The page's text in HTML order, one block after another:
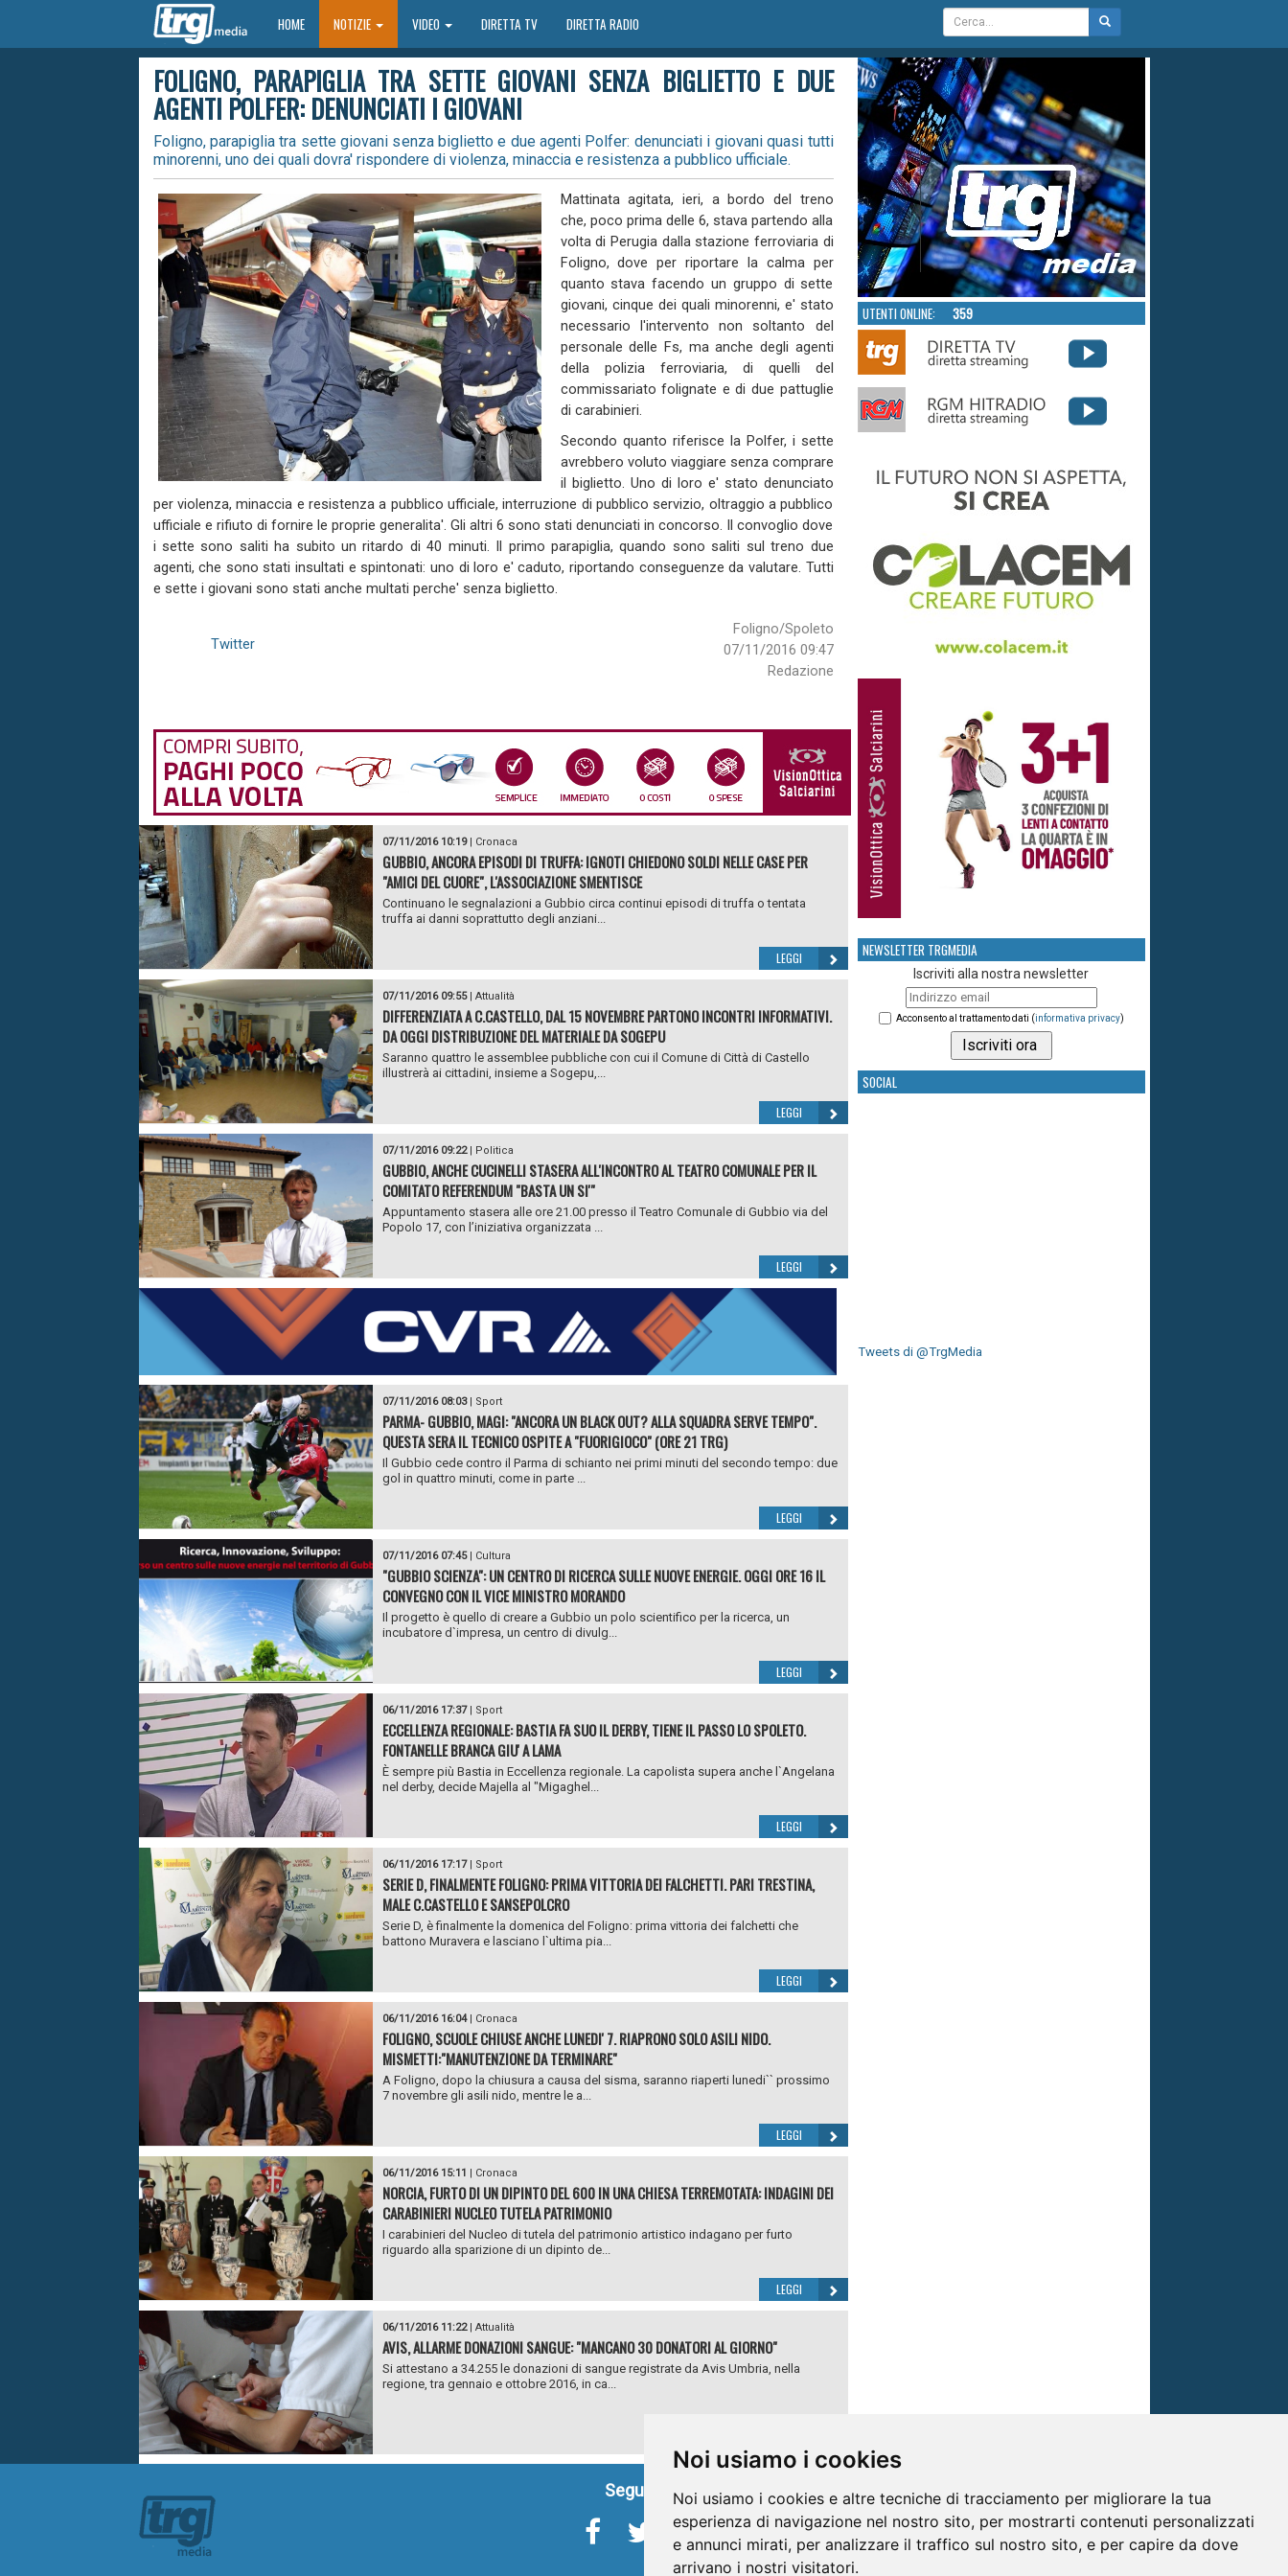
Noi usiamo i cookies
Noi usiamo i cookies e altre tecniche di tracciamento per migliorare la tua
esperienza di navigazione nel nostro sito, per mostrarti contenuti personalizzati
e annunci mirati, per analizzare il traffico sul nostro sito, e per capire da dove
arrivano i nostri visitatori.
HOMEHOME NOTIZIE VIDEO DIRETTA TV DIRETTA RADIO
FOLIGNO, PARAPIGLIA TRA SETTE GIOVANI SENZA BIGLIETTO E DUE
AGENTI POLFER: DENUNCIATI I GIOVANI
Foligno, parapiglia tra sette giovani senza biglietto e due agenti Polfer: denunciati i giovani quasi tutti
minorenni, uno dei quali dovra' rispondere di violenza, minaccia e resistenza a pubblico ufficiale.
Mattinata agitata, ieri, a bordo del treno
che, poco prima delle 6, stava partendo alla
volta di Perugia dalla stazione ferroviaria di
Foligno, dove per riportare la calma per
quanto stava facendo un gruppo di sette
giovani, cinque dei quali minorenni, e' stato
necessario l'intervento non soltanto del
personale delle Fs, ma anche degli agenti
della polizia ferroviaria, di quelli del
commissariato folignate e di due pattuglie
di carabinieri.
Secondo quanto riferisce la Polfer, i sette
avrebbero voluto viaggiare senza comprare
il biglietto. Uno di loro e' stato denunciato
per violenza, minaccia e resistenza a pubblico ufficiale, interruzione di pubblico servizio, oltraggio a pubblico
ufficiale e rifiuto di fornire le proprie generalita'. Gli altri 6 sono stati denunciati in concorso. Il convoglio dove
i sette sono saliti ha subito un ritardo di 40 minuti. Il primo parapiglia, quando sono saliti sul treno due
agenti, che sono stati insultati e spintonati: uno di loro e' caduto, riportando conseguenze da valutare. Tutti
e sette i giovani sono stati anche multati perche' senza biglietto.
Foligno/Spoleto
07/11/2016 09:47
Redazione
Twitter
07/11/2016 10:19| Cronaca
GUBBIO, ANCORA EPISODI DI TRUFFA: IGNOTI CHIEDONO SOLDI NELLE CASE PER
"AMICI DEL CUORE", L'ASSOCIAZIONE SMENTISCE
Continuano le segnalazioni a Gubbio circa continui episodi di truffa o tentata
truffa ai danni soprattutto degli anziani...
LEGGI
07/11/2016 09:55| Attualità
DIFFERENZIATA A C.CASTELLO, DAL 15 NOVEMBRE PARTONO INCONTRI INFORMATIVI.
DA OGGI DISTRIBUZIONE DEL MATERIALE DA SOGEPU
Saranno quattro le assemblee pubbliche con cui il Comune di Città di Castello
illustrerà ai cittadini, insieme a Sogepu,...
LEGGI
07/11/2016 09:22| Politica
GUBBIO, ANCHE CUCINELLI STASERA ALL'INCONTRO AL TEATRO COMUNALE PER IL
COMITATO REFERENDUM "BASTA UN SI'"
Appuntamento stasera alle ore 21.00 presso il Teatro Comunale di Gubbio via del
Popolo 17, con l’iniziativa organizzata ...
LEGGI
07/11/2016 08:03| Sport
PARMA- GUBBIO, MAGI: "ANCORA UN BLACK OUT? ALLA SQUADRA SERVE TEMPO".
QUESTA SERA IL TECNICO OSPITE A "FUORIGIOCO" (ORE 21 TRG)
Il Gubbio cede contro il Parma di schianto nei primi minuti del secondo tempo: due
gol in quattro minuti, come in parte ...
LEGGI
07/11/2016 07:45| Cultura
"GUBBIO SCIENZA": UN CENTRO DI RICERCA SULLE NUOVE ENERGIE. OGGI ORE 16 IL
CONVEGNO CON IL VICE MINISTRO MORANDO
Il progetto è quello di creare a Gubbio un polo scientifico per la ricerca, un
incubatore d`impresa, un centro di divulg...
LEGGI
06/11/2016 17:37| Sport
ECCELLENZA REGIONALE: BASTIA FA SUO IL DERBY, TIENE IL PASSO LO SPOLETO.
FONTANELLE BRANCA GIU' A LAMA
È sempre più Bastia in Eccellenza regionale. La capolista supera anche l`Angelana
nel derby, decide Majella al "Migaghel...
LEGGI
06/11/2016 17:17| Sport
SERIE D, FINALMENTE FOLIGNO: PRIMA VITTORIA DEI FALCHETTI. PARI TRESTINA,
MALE C.CASTELLO E SANSEPOLCRO
Serie D, è finalmente la domenica del Foligno: prima vittoria dei falchetti che
battono Muravera e lasciano l`ultima pia...
LEGGI
06/11/2016 16:04| Cronaca
FOLIGNO, SCUOLE CHIUSE ANCHE LUNEDI' 7. RIAPRONO SOLO ASILI NIDO.
MISMETTI:"MANUTENZIONE DA TERMINARE"
A Foligno, dopo la chiusura a causa del sisma, saranno riaperti lunedi`` prossimo
7 novembre gli asili nido, mentre le a...
LEGGI
06/11/2016 15:11 Cronaca
NORCIA, FURTO DI UN DIPINTO DEL 600 IN UNA CHIESA TERREMOTATA: INDAGINI DEI
CARABINIERI NUCLEO TUTELA PATRIMONIO
I carabinieri del Nucleo di tutela del patrimonio artistico indagano per furto
riguardo alla sparizione di un dipinto de...
LEGGI
06/11/2016 11:22| Attualità
AVIS, ALLARME DONAZIONI SANGUE: "MANCANO 30 DONATORI AL GIORNO"
Si attestano a 34.255 le donazioni di sangue registrate da Avis Umbria, nella
regione, tra gennaio e ottobre 2016, in ca...
UTENTI ONLINE: 359
NEWSLETTER TRGMEDIA
Iscriviti alla nostra newsletter
Acconsento al trattamento dati (informativa privacy)
SOCIAL
Tweets di @TrgMedia
Seguici su